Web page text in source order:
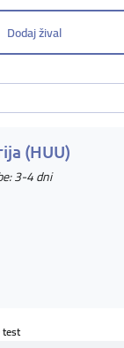
Dodaj žival
(HUU)
3-4 dni
test